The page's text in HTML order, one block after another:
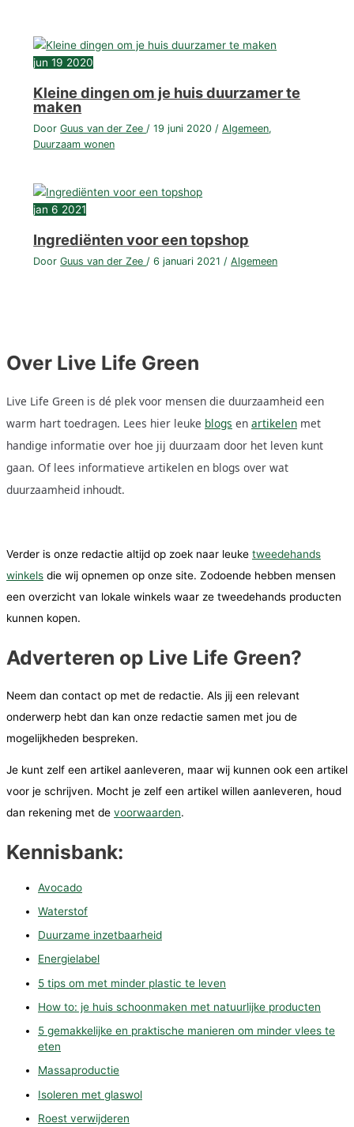
jun 19 2020
Kleine dingen om je huis duurzamer te
maken
DoorGuus van der Zee/19 juni 2020/Algemeen,
Duurzaam wonen
jan 6 2021
Ingrediënten voor een topshop
DoorGuus van der Zee/6 januari 2021/Algemeen
Over Live Life Green
Live Life Green is dé plek voor mensen die duurzaamheid een
warm hart toedragen. Lees hier leuke blogs en artikelen met
handige informatie over hoe jij duurzaam door het leven kunt
gaan. Of lees informatieve artikelen en blogs over wat
duurzaamheid inhoudt.
Verder is onze redactie altijd op zoek naar leuke tweedehands
winkels die wij opnemen op onze site. Zodoende hebben mensen
een overzicht van lokale winkels waar ze tweedehands producten
kunnen kopen.
Adverteren op Live Life Green?
Neem dan contact op met de redactie. Als jij een relevant
onderwerp hebt dan kan onze redactie samen met jou de
mogelijkheden bespreken.
Je kunt zelf een artikel aanleveren, maar wij kunnen ook een artikel
voor je schrijven. Mocht je zelf een artikel willen aanleveren, houd
dan rekening met de voorwaarden.
Kennisbank:
Avocado
Waterstof
Duurzame inzetbaarheid
Energielabel
5 tips om met minder plastic te leven
How to: je huis schoonmaken met natuurlijke producten
5 gemakkelijke en praktische manieren om minder vlees te
eten
Massaproductie
Isoleren met glaswol
Roest verwijderen